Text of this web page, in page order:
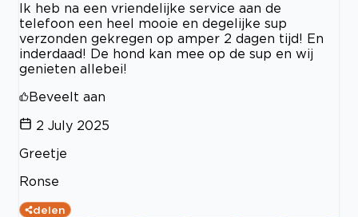
Ik heb na een vriendelijke service aan de
telefoon een heel mooie en degelijke sup
verzonden gekregen op amper 2 dagen tijd! En
inderdaad! De hond kan mee op de sup en wij
genieten allebei!
Beveelt aan
2 July 2025
Greetje
Ronse
delen